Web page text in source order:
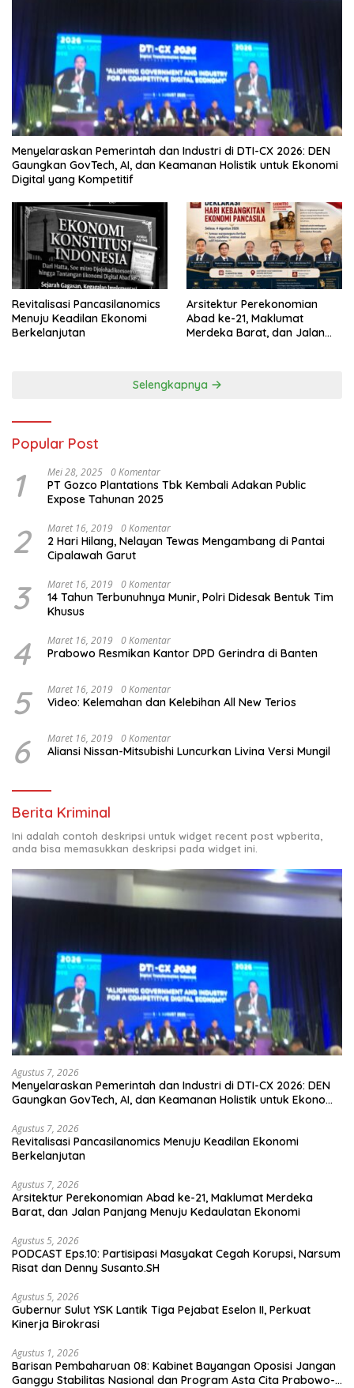
Menyelaraskan Pemerintah dan Industri di DTI-CX 2026: DEN
Gaungkan GovTech, AI, dan Keamanan Holistik untuk Ekonomi
Digital yang Kompetitif
Revitalisasi Pancasilanomics
Menuju Keadilan Ekonomi
Berkelanjutan
Arsitektur Perekonomian
Abad ke-21, Maklumat
Merdeka Barat, dan Jalan
Selengkapnya
Popular Post
1 Mei 28, 2025 0 Komentar
PT Gozco Plantations Tbk Kembali Adakan Public
Expose Tahunan 2025
2 Maret 16, 2019 0 Komentar
2 Hari Hilang, Nelayan Tewas Mengambang di Pantai
Cipalawah Garut
3 Maret 16, 2019 0 Komentar
14 Tahun Terbunuhnya Munir, Polri Didesak Bentuk Tim
Khusus
4 Maret 16, 2019 0 Komentar
Prabowo Resmikan Kantor DPD Gerindra di Banten
5 Maret 16, 2019 0 Komentar
Video: Kelemahan dan Kelebihan All New Terios
6 Maret 16, 2019 0 Komentar
Aliansi Nissan-Mitsubishi Luncurkan Livina Versi Mungil
Berita Kriminal
Ini adalah contoh deskripsi untuk widget recent post wpberita,
anda bisa memasukkan deskripsi pada widget ini.
Agustus 7, 2026
Menyelaraskan Pemerintah dan Industri di DTI-CX 2026: DEN
Gaungkan GovTech, AI, dan Keamanan Holistik untuk Ekonomi
Agustus 7, 2026
Revitalisasi Pancasilanomics Menuju Keadilan Ekonomi
Berkelanjutan
Agustus 7, 2026
Arsitektur Perekonomian Abad ke-21, Maklumat Merdeka
Barat, dan Jalan Panjang Menuju Kedaulatan Ekonomi
Agustus 5, 2026
PODCAST Eps.10: Partisipasi Masyakat Cegah Korupsi, Narsum
Risat dan Denny Susanto.SH
Agustus 5, 2026
Gubernur Sulut YSK Lantik Tiga Pejabat Eselon II, Perkuat
Kinerja Birokrasi
Agustus 1, 2026
Barisan Pembaharuan 08: Kabinet Bayangan Oposisi Jangan
Ganggu Stabilitas Nasional dan Program Asta Cita Prabowo-